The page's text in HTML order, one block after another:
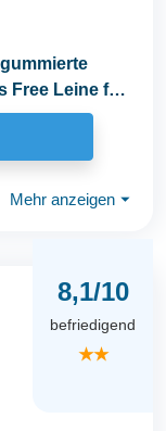
Free Leine für
Mehr anzeigen ⏷
8,1/10
befriedigend
★★